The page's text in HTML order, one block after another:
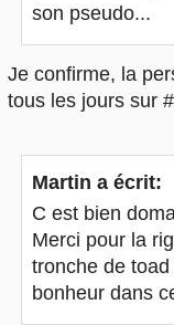
son pseudo...
Je confirme, la
tous les jours sur
Martin a écrit:
C est bien
Merci pour la
tronche de
bonheur dans